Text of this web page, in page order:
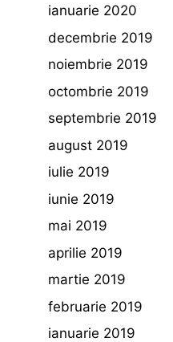
ianuarie 2020
decembrie 2019
noiembrie 2019
octombrie 2019
septembrie 2019
august 2019
iulie 2019
iunie 2019
mai 2019
aprilie 2019
martie 2019
februarie 2019
ianuarie 2019